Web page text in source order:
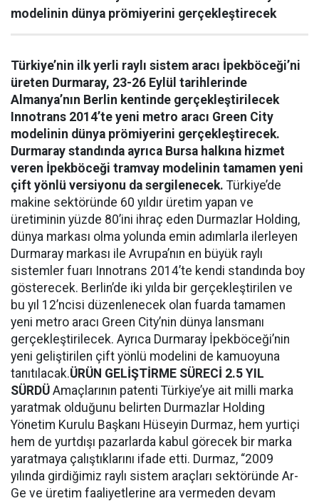
modelinin dünya prömiyerini gerçekleştirecek
Türkiye’nin ilk yerli raylı sistem aracı İpekböceği’ni
üreten Durmaray, 23-26 Eylül tarihlerinde
Almanya’nın Berlin kentinde gerçekleştirilecek
Innotrans 2014’te yeni metro aracı Green City
modelinin dünya prömiyerini gerçekleştirecek.
Durmaray standında ayrıca Bursa halkına hizmet
veren İpekböceği tramvay modelinin tamamen yeni
çift yönlü versiyonu da sergilenecek. Türkiye’de
makine sektöründe 60 yıldır üretim yapan ve
üretiminin yüzde 80’ini ihraç eden Durmazlar Holding,
dünya markası olma yolunda emin adımlarla ilerleyen
Durmaray markası ile Avrupa’nın en büyük raylı
sistemler fuarı Innotrans 2014’te kendi standında boy
gösterecek. Berlin’de iki yılda bir gerçekleştirilen ve
bu yıl 12’ncisi düzenlenecek olan fuarda tamamen
yeni metro aracı Green City’nin dünya lansmanı
gerçekleştirilecek. Ayrıca Durmaray İpekböceği’nin
yeni geliştirilen çift yönlü modelini de kamuoyuna
tanıtılacak.ÜRÜN GELİŞTİRME SÜRECİ 2.5 YIL
SÜRDÜ Amaçlarının patenti Türkiye’ye ait milli marka
yaratmak olduğunu belirten Durmazlar Holding
Yönetim Kurulu Başkanı Hüseyin Durmaz, hem yurtiçi
hem de yurtdışı pazarlarda kabul görecek bir marka
yaratmaya çalıştıklarını ifade etti. Durmaz, “2009
yılında girdiğimiz raylı sistem araçları sektöründe Ar-
Ge ve üretim faaliyetlerine ara vermeden devam